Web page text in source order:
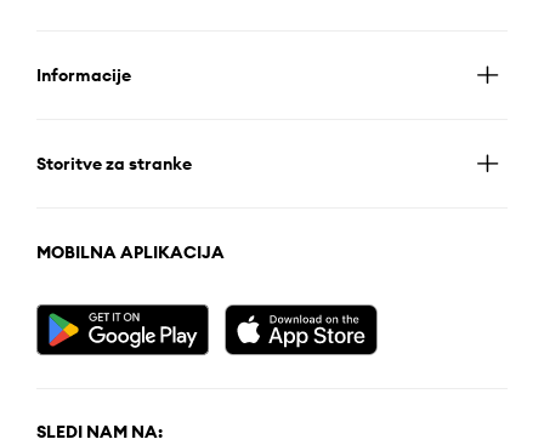
Informacije
Storitve za stranke
MOBILNA APLIKACIJA
SLEDI NAM NA: